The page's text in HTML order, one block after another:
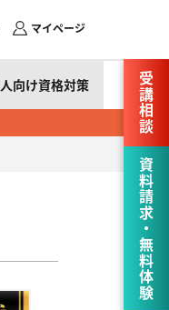
マイページ
向け資格対策 受講相談
資料請求・無料体験